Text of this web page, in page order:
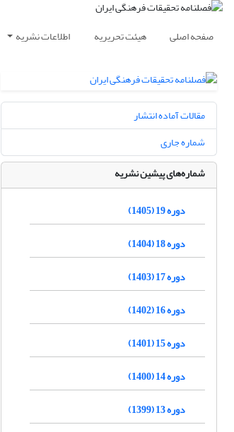
صفحه اصلی هیئت تحریریه اطلاعات نشریه
مقالات آماده انتشار
شماره جاری
شماره‌های پیشین نشریه
دوره 19 (1405)
دوره 18 (1404)
دوره 17 (1403)
دوره 16 (1402)
دوره 15 (1401)
دوره 14 (1400)
دوره 13 (1399)